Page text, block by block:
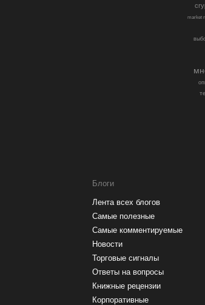
market
Блоги
Лента всех блогов
Самые полезные
Самые комментируемые
Новости
Торговые сигналы
Ответы на вопросы
Книжные рецензии
Корпоративные